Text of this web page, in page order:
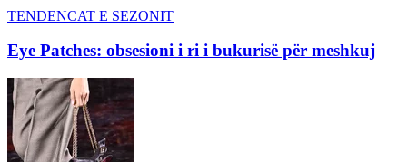
TENDENCAT E SEZONIT
Eye Patches: obsesioni i ri i bukurisë për meshkuj